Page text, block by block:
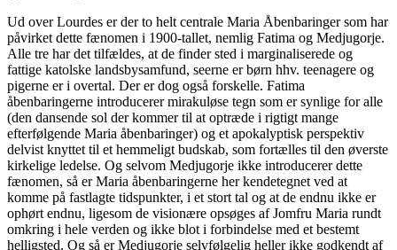
Ud over Lourdes er der to helt centrale Maria Åbenbaringer som har
påvirket dette fænomen i 1900-tallet, nemlig Fatima og Medjugorje.
Alle tre har det tilfældes, at de finder sted i marginaliserede og
fattige katolske landsbysamfund, seerne er børn hhv. teenagere og
pigerne er i overtal. Der er dog også forskelle. Fatima
åbenbaringerne introducerer mirakuløse tegn som er synlige for alle
(den dansende sol der kommer til at optræde i rigtigt mange
efterfølgende Maria åbenbaringer) og et apokalyptisk perspektiv
delvist knyttet til et hemmeligt budskab, som fortælles til den øverste
kirkelige ledelse. Og selvom Medjugorje ikke introducerer dette
fænomen, så er Maria åbenbaringerne her kendetegnet ved at
komme på fastlagte tidspunkter, i et stort tal og at de endnu ikke er
ophørt endnu, ligesom de visionære opsøges af Jomfru Maria rundt
omkring i hele verden og ikke blot i forbindelse med et bestemt
helligsted. Og så er Medjugorje selvfølgelig heller ikke godkendt af